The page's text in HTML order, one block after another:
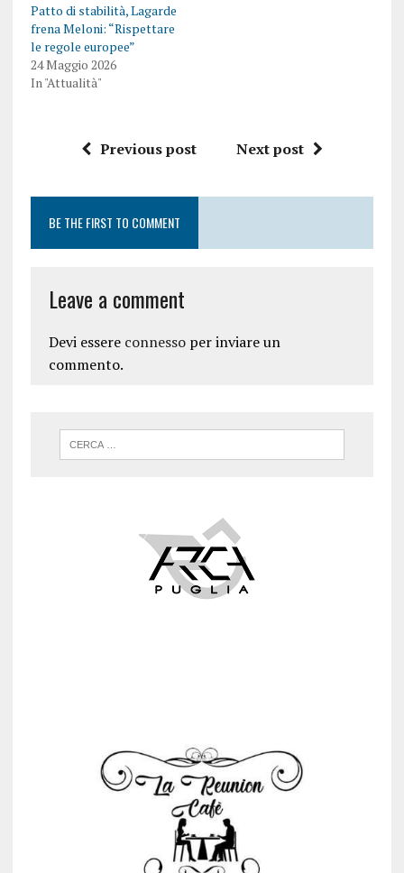
Patto di stabilità, Lagarde
frena Meloni: “Rispettare
le regole europee”
24 Maggio 2026
In "Attualità"
Previous post Next post
BE THE FIRST TO COMMENT
Leave a comment
Devi essere connessoper inviare un
commento.